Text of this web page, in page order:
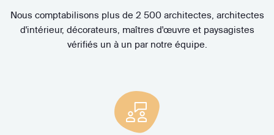
Nous comptabilisons plus de 2 500 architectes, architectes
d'intérieur, décorateurs, maîtres d'œuvre et paysagistes
vérifiés un à un par notre équipe.